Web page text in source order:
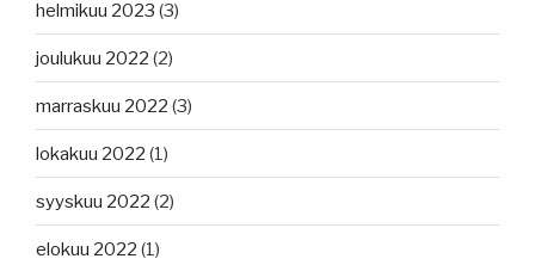
helmikuu 2023 (3)
joulukuu 2022 (2)
marraskuu 2022 (3)
lokakuu 2022 (1)
syyskuu 2022 (2)
elokuu 2022 (1)